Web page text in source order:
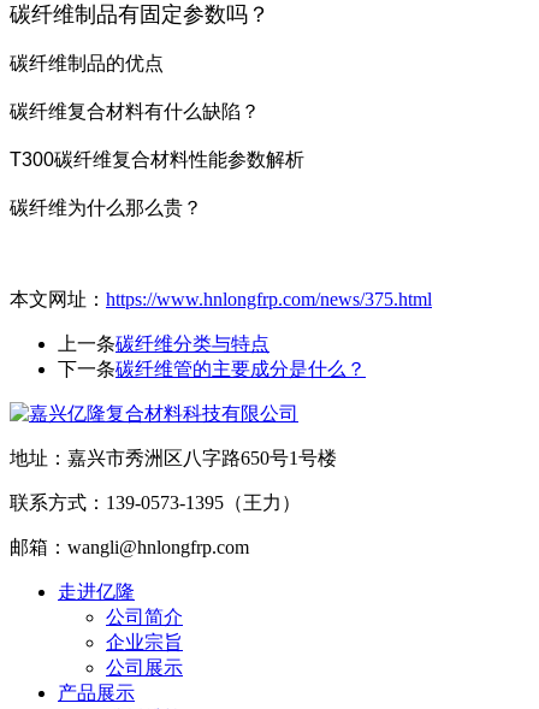
碳纤维制品有固定参数吗？
碳纤维制品的优点
碳纤维复合材料有什么缺陷？
T300碳纤维复合材料性能参数解析
碳纤维为什么那么贵？
本文网址： https://www.hnlongfrp.com/news/375.html
上一条碳纤维分类与特点
下一条碳纤维管的主要成分是什么？
地址：嘉兴市秀洲区八字路650号1号楼
联系方式：139-0573-1395（王力）
邮箱：wangli@hnlongfrp.com
走进亿隆
公司简介
企业宗旨
公司展示
产品展示